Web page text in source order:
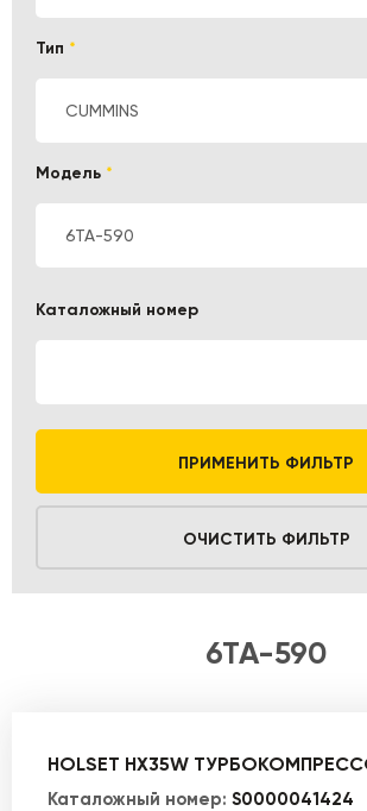
Тип *
CUMMINS
Модель *
6TA-590
Каталожный номер
ПРИМЕНИТЬ ФИЛЬТР
ОЧИСТИТЬ ФИЛЬТР
6TA-590
HOLSET HX35W
Каталожный номер: S0000041424